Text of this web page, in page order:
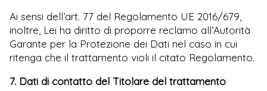
Ai sensi dell’art. 77 del Regolamento UE 2016/679,
inoltre, Lei ha diritto di proporre reclamo all’Autorità
Garante per la Protezione dei Dati nel caso in cui
ritenga che il trattamento violi il citato Regolamento.
7. Dati di contatto del Titolare del trattamento